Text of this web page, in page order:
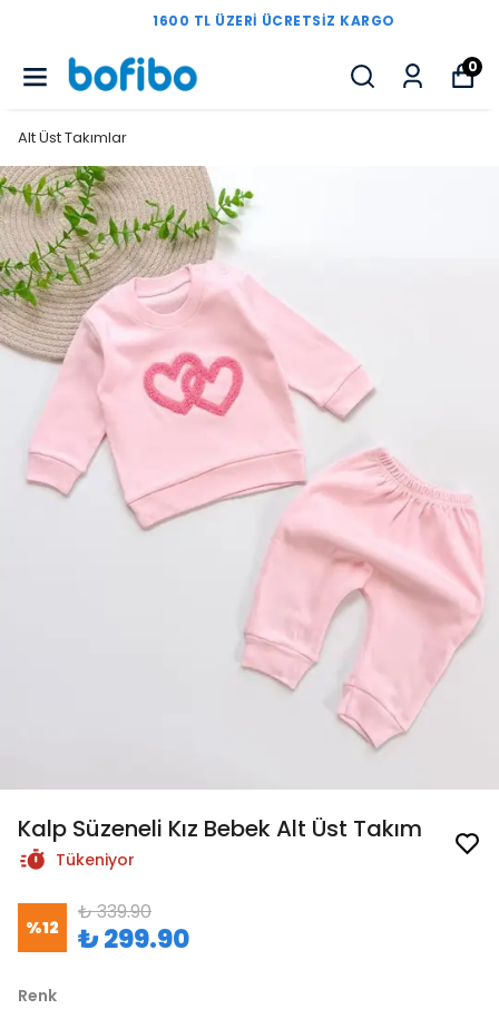
1600 TL ÜZERI ÜCRETSIZ KARGO
0
Alt Üst Takımlar
Kalp Süzeneli Kız Bebek Alt Üst Takım
Tükeniyor
%12
₺ 339.90
₺ 299.90
Renk